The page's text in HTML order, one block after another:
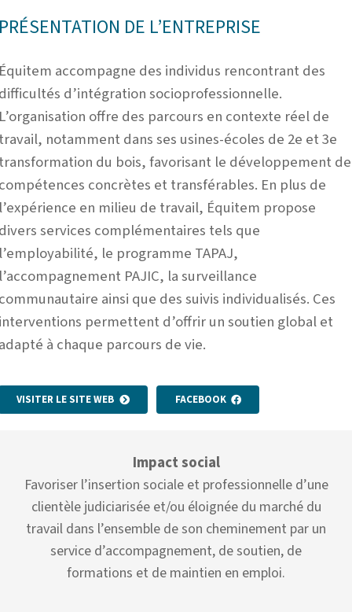
DE L’ENTREPRISE
accompagne des individus rencontrant des
d’intégration socioprofessionnelle.
offre des parcours en contexte réel de
notamment dans ses usines-écoles de 2e et 3e
du bois, favorisant le développement de
concrètes et transférables. En plus de
en milieu de travail, Équitem propose
services complémentaires tels que
le programme TAPAJ,
PAJIC, la surveillance
ainsi que des suivis individualisés. Ces
permettent d’offrir un soutien global et
à chaque parcours de vie.
VISITER LE SITE WEB FACEBOOK
Impact social
Favoriser l’insertion sociale et professionnelle d’une
clientèle judiciarisée et/ou éloignée du marché du
travail dans l’ensemble de son cheminement par un
service d’accompagnement, de soutien, de
formations et de maintien en emploi.